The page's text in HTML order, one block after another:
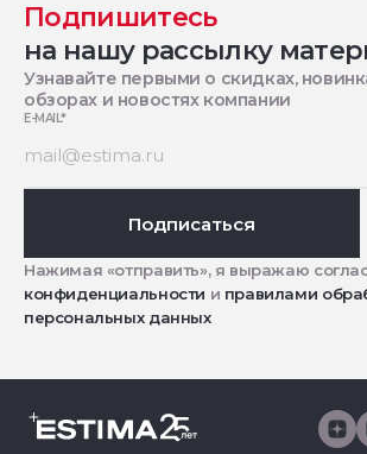
Подпишитесь
на нашу рассылку
Узнавайте первыми о скидках,
обзорах и новостях компании
E-MAIL*
Подписаться
Нажимая «отправить», я выражаю
конфиденциальности и правилами
персональных данных